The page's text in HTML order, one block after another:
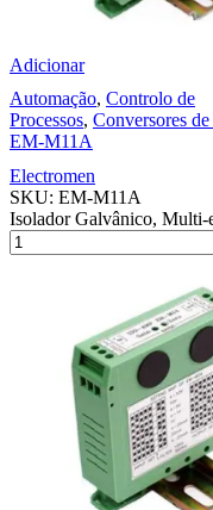
Adicionar
Automação, Controlo de
Processos, Conversores
EM-M11A
Electromen
SKU: EM-M11A
Isolador Galvânico, Multi-